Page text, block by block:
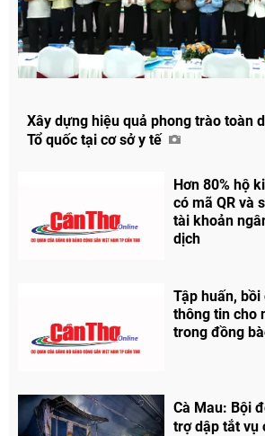
Xây dựng hiệu quả phong trào toàn
Tổ quốc tại cơ sở y tế
Hơn 80% hộ
có mã QR và
tài khoản
dịch
Tập huấn,
thông tin cho
trong đồng
Cà Mau: Bội
trợ dập tắt vụ